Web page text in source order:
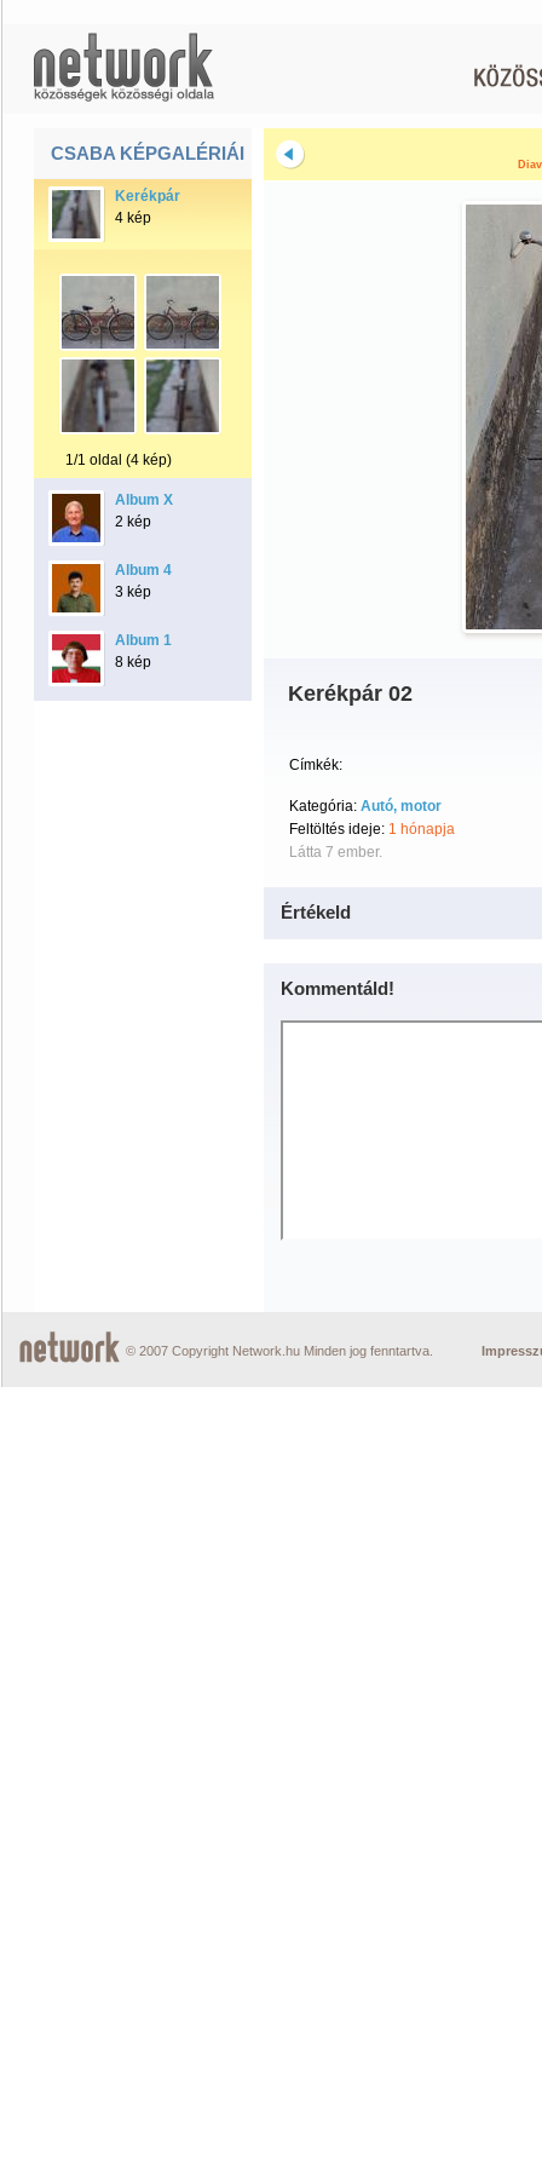
CSABA KÉPGALÉRIÁI
Kerékpár
4 kép
1/1 oldal (4 kép)
Album X
2 kép
Album 4
3 kép
Album 1
8 kép
Kerékpár 02
Címkék:
Kategória: Autó, motor
Feltöltés ideje: 1 hónapja
Látta 7 ember.
Értékeld
Kommentáld!
© 2007 Copyright Network.hu Minden jog fenntartva.